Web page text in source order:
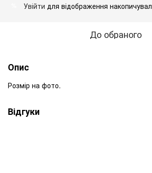
Увійти для відображення
До обраного
Опис
Розмір на фото.
Відгуки